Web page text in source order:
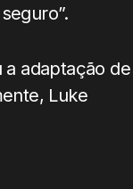
a adaptação de
Luke